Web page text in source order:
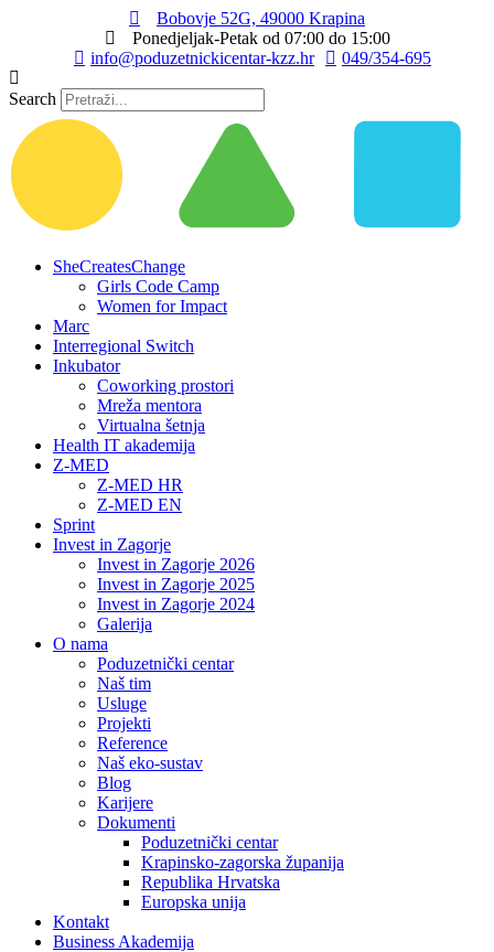
Bobovje 52G, 49000 Krapina
Ponedjeljak-Petak od 07:00 do 15:00
info@poduzetnickicentar-kzz.hr
049/354-695
Search
SheCreatesChange
Girls Code Camp
Women for Impact
Marc
Interregional Switch
Inkubator
Coworking prostori
Mreža mentora
Virtualna šetnja
Health IT akademija
Z-MED
Z-MED HR
Z-MED EN
Sprint
Invest in Zagorje
Invest in Zagorje 2026
Invest in Zagorje 2025
Invest in Zagorje 2024
Galerija
O nama
Poduzetnički centar
Naš tim
Usluge
Projekti
Reference
Naš eko-sustav
Blog
Karijere
Dokumenti
Poduzetnički centar
Krapinsko-zagorska županija
Republika Hrvatska
Europska unija
Kontakt
Business Akademija